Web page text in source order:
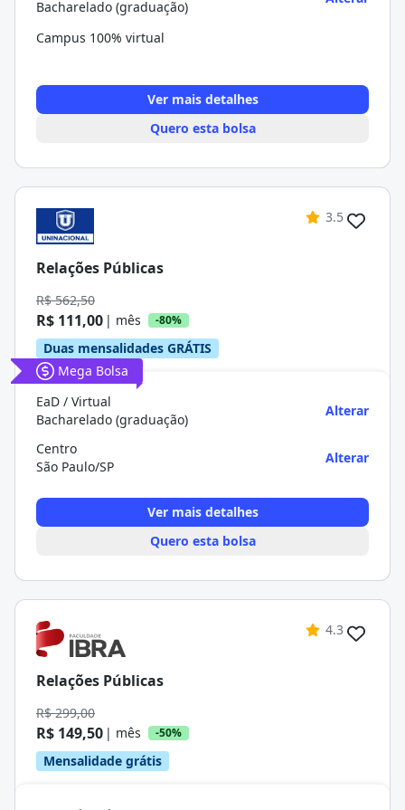
Bacharelado (graduação)
Campus 100% virtual
Ver mais detalhes
Quero esta bolsa
3.5
Relações Públicas
R$ 562,50
R$ 111,00 | mês -80%
Duas mensalidades GRÁTIS
Mega Bolsa
EaD / Virtual
Bacharelado (graduação)
Alterar
Centro
São Paulo/SP
Alterar
Ver mais detalhes
Quero esta bolsa
4.3
Relações Públicas
R$ 299,00
R$ 149,50 | mês -50%
Mensalidade grátis